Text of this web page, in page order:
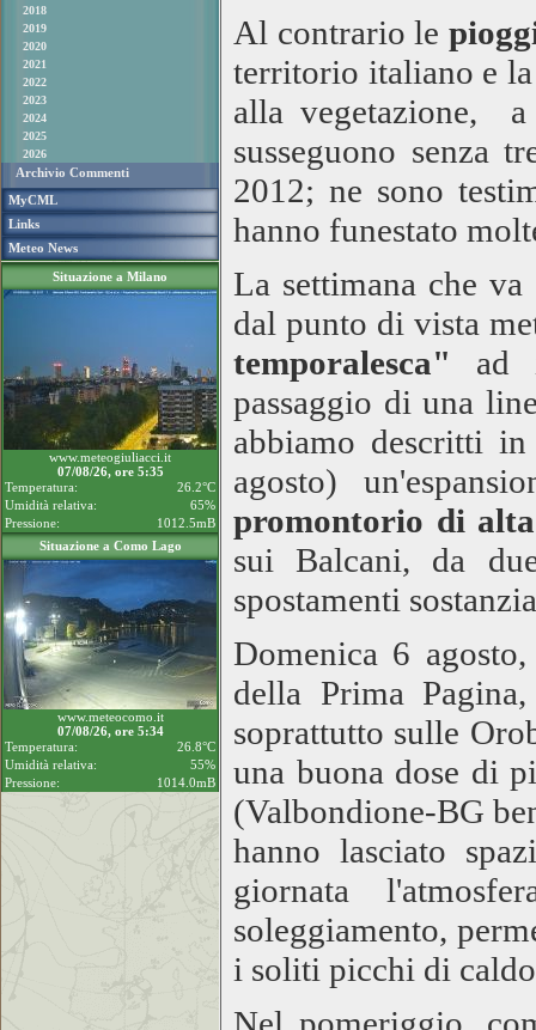
2018
2019
2020
2021
2022
2023
2024
2025
2026
Archivio Commenti
MyCML
Links
Meteo News
Situazione a Milano
www.meteogiuliacci.it
07/08/26, ore 5:35
Temperatura:
26.2°C
Umidità relativa:
65%
Pressione:
1012.5mB
Situazione a Como Lago
www.meteocomo.it
07/08/26, ore 5:34
Temperatura:
26.8°C
Umidità relativa:
55%
Pressione:
1014.0mB
Al contrario le
territorio italiano e
alla vegetazione,
susseguono senza
2012; ne sono
hanno funestato
La settimana che
dal punto di vista
temporalesca" ad
passaggio di una
abbiamo descritti
agosto)
promontorio di alta
sui Balcani, da
spostamenti
Domenica 6
della Prima
soprattutto sulle
una buona dose di
(Valbondione-BG
hanno lasciato
giornata
soleggiamento,
i soliti picchi di